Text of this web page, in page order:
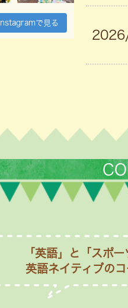
Instagramで見る
「英語」と「スポー
英語ネイティブの